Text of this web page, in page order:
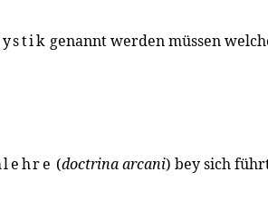
genannt werden müssen
(doctrina arcani) bey sich